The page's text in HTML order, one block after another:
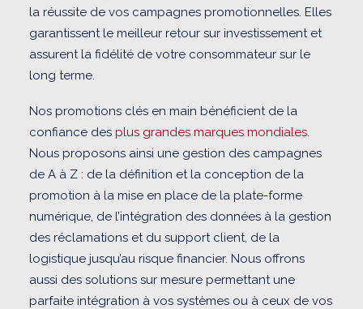
la réussite de vos campagnes promotionnelles. Elles
garantissent le meilleur retour sur investissement et
assurent la fidélité de votre consommateur sur le
long terme.
Nos promotions clés en main bénéficient de la
confiance des plus grandes marques mondiales.
Nous proposons ainsi une gestion des campagnes
de A à Z : de la définition et la conception de la
promotion à la mise en place de la plate-forme
numérique, de l’intégration des données à la gestion
des réclamations et du support client, de la
logistique jusqu’au risque financier. Nous offrons
aussi des solutions sur mesure permettant une
parfaite intégration à vos systèmes ou à ceux de vos